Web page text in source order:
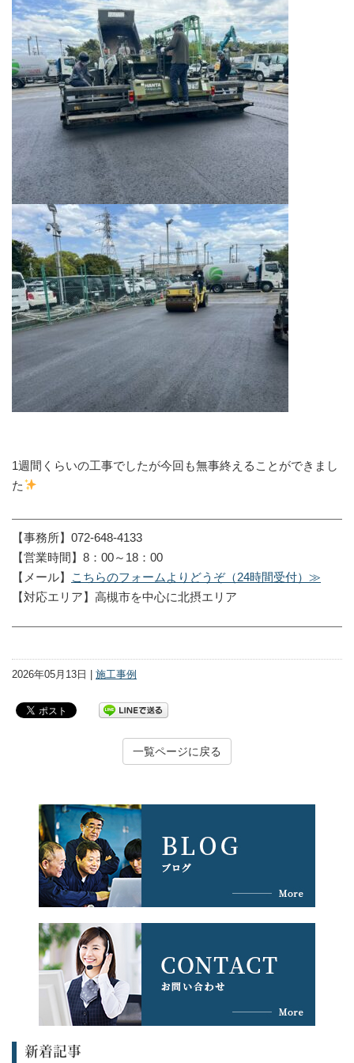
1週間くらいの工事でしたが今回も無事終えることができまし
た
【事務所】072-648-4133
【営業時間】8：00～18：00
【メール】
こちらのフォームよりどうぞ（24時間受付）≫
【対応エリア】高槻市を中心に北摂エリア
2026年05月13日 | 施工事例
一覧ページに戻る
新着記事